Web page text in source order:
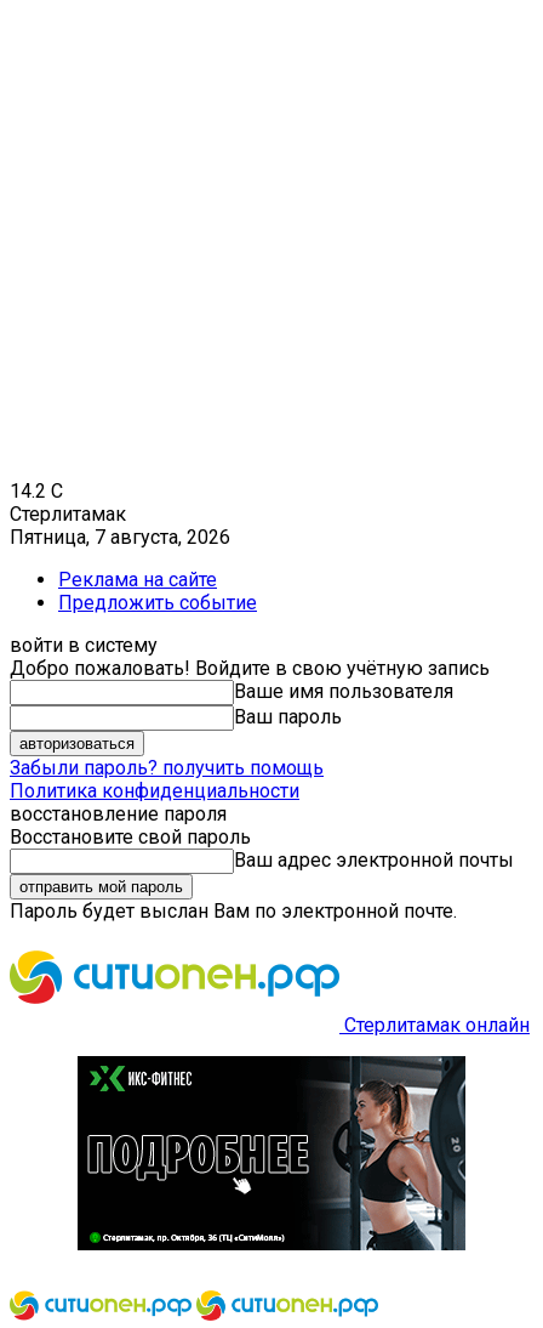
14.2 C
Стерлитамак
Пятница, 7 августа, 2026
Реклама на сайте
Предложить событие
войти в систему
Добро пожаловать! Войдите в свою учётную запись
Ваше имя пользователя
Ваш пароль
Забыли пароль? получить помощь
Политика конфиденциальности
восстановление пароля
Восстановите свой пароль
Ваш адрес электронной почты
Пароль будет выслан Вам по электронной почте.
Стерлитамак онлайн